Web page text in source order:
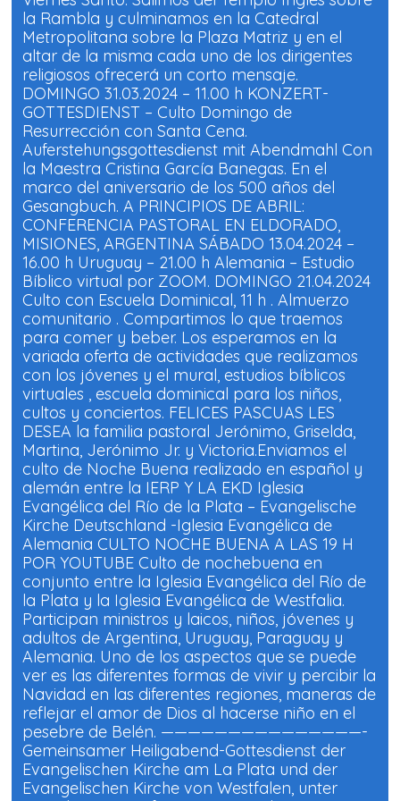
v
s
t
a
s
d
e
E
v
e
n
o
s
e
n
t
o
i
r
e
n
F
a
c
e
b
o
o
k
(
S
e
a
b
r
e
e
n
u
n
a
v
e
n
t
a
n
a
n
u
e
v
a
)
i
r
e
n
W
h
a
t
s
A
p
p
(
S
e
a
b
r
e
e
n
u
n
a
v
e
n
t
a
n
a
n
u
e
v
a
)
la Rambla y culminamos en la Catedral
Metropolitana sobre la Plaza Matriz y en el
altar de la misma cada uno de los dirigentes
religiosos ofrecerá un corto mensaje.
DOMINGO 31.03.2024 – 11.00 h KONZERT-
GOTTESDIENST – Culto Domingo de
Resurrección con Santa Cena.
Auferstehungsgottesdienst mit Abendmahl Con
la Maestra Cristina García Banegas. En el
marco del aniversario de los 500 años del
Gesangbuch. A PRINCIPIOS DE ABRIL:
CONFERENCIA PASTORAL EN ELDORADO,
MISIONES, ARGENTINA SÁBADO 13.04.2024 –
16.00 h Uruguay – 21.00 h Alemania – Estudio
Bíblico virtual por ZOOM. DOMINGO 21.04.2024
Culto con Escuela Dominical, 11 h . Almuerzo
comunitario . Compartimos lo que traemos
para comer y beber. Los esperamos en la
variada oferta de actividades que realizamos
con los jóvenes y el mural, estudios bíblicos
virtuales , escuela dominical para los niños,
cultos y conciertos. FELICES PASCUAS LES
DESEA la familia pastoral Jerónimo, Griselda,
Martina, Jerónimo Jr. y Victoria.Enviamos el
culto de Noche Buena realizado en español y
alemán entre la IERP Y LA EKD Iglesia
Evangélica del Río de la Plata – Evangelische
Kirche Deutschland -Iglesia Evangélica de
Alemania CULTO NOCHE BUENA A LAS 19 H
POR YOUTUBE Culto de nochebuena en
conjunto entre la Iglesia Evangélica del Río de
la Plata y la Iglesia Evangélica de Westfalia.
Participan ministros y laicos, niños, jóvenes y
adultos de Argentina, Uruguay, Paraguay y
Alemania. Uno de los aspectos que se puede
ver es las diferentes formas de vivir y percibir la
Navidad en las diferentes regiones, maneras de
reflejar el amor de Dios al hacerse niño en el
pesebre de Belén. ———————————————-
Gemeinsamer Heiligabend-Gottesdienst der
Evangelischen Kirche am La Plata und der
Evangelischen Kirche von Westfalen, unter